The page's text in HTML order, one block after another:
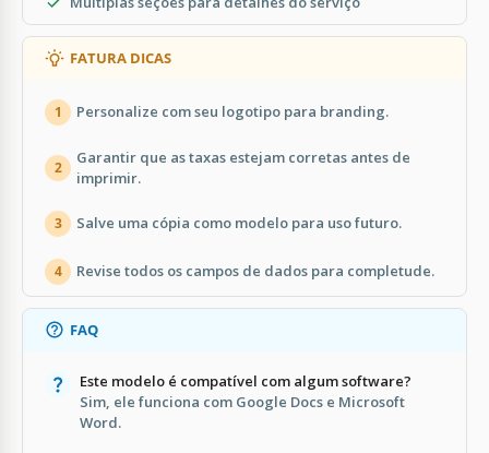
FATURA DICAS
1 Personalize com seu logotipo para branding.
2
Garantir que as taxas estejam corretas antes de
imprimir.
3 Salve uma cópia como modelo para uso futuro.
4 Revise todos os campos de dados para completude.
FAQ
Este modelo é compatível com algum software?
Sim, ele funciona com Google Docs e Microsoft
Word.